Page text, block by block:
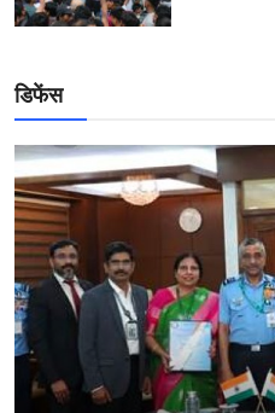
डिफेंस